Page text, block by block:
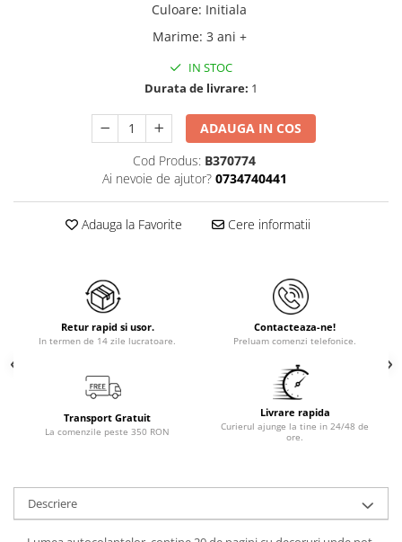
Culoare: Initiala
Marime: 3 ani +
IN STOC
Durata de livrare: 1
ADAUGA IN COS
Cod Produs: B370774
Ai nevoie de ajutor? 0734740441
Adauga la Favorite Cere informatii
Retur rapid si usor.
In termen de 14 zile lucratoare.
Contacteaza-ne!
Preluam comenzi telefonice.
Transport Gratuit
La comenzile peste 350 RON
Livrare rapida
Curierul ajunge la tine in 24/48 de
ore.
Descriere